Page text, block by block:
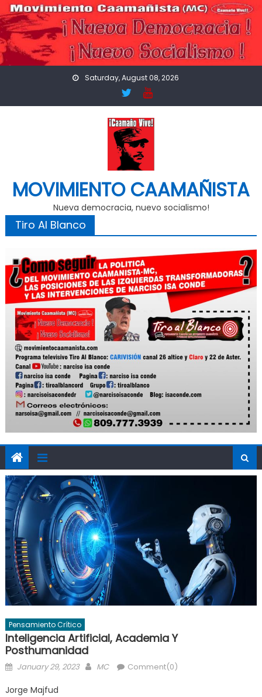
Skip
to
content
Saturday, August 08, 2026
MOVIMIENTO CAAMAÑISTA
Nueva democracia, nuevo socialismo!
Tiro Al Blanco
Pensamiento Crítico
Inteligencia Artificial, Academia Y
Posthumanidad
Posted
January 29, 2023 Author
MC Comment(0)
Jorge Majfud